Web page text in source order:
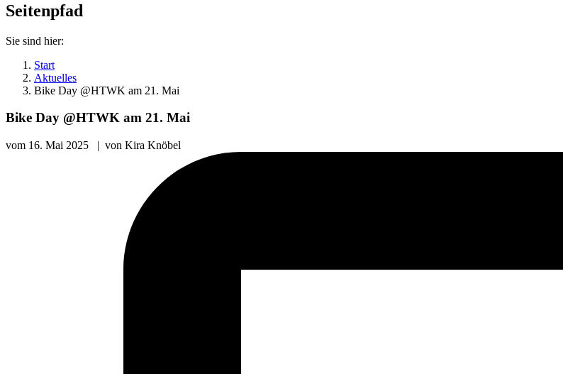
Seitenpfad
Sie sind hier:
Start
Aktuelles
Bike Day @HTWK am 21. Mai
Bike Day @HTWK am 21. Mai
vom 16. Mai 2025 | von Kira Knöbel